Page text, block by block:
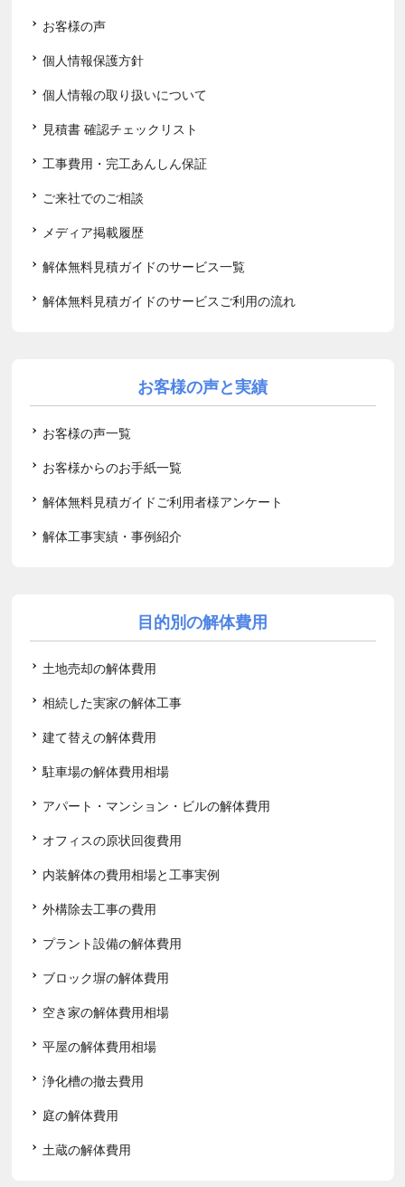
お客様の声
個人情報保護方針
個人情報の取り扱いについて
見積書 確認チェックリスト
工事費用・完工あんしん保証
ご来社でのご相談
メディア掲載履歴
解体無料見積ガイドのサービス一覧
解体無料見積ガイドのサービスご利用の流れ
お客様の声と実績
お客様の声一覧
お客様からのお手紙一覧
解体無料見積ガイドご利用者様アンケート
解体工事実績・事例紹介
目的別の解体費用
土地売却の解体費用
相続した実家の解体工事
建て替えの解体費用
駐車場の解体費用相場
アパート・マンション・ビルの解体費用
オフィスの原状回復費用
内装解体の費用相場と工事実例
外構除去工事の費用
プラント設備の解体費用
ブロック塀の解体費用
空き家の解体費用相場
平屋の解体費用相場
浄化槽の撤去費用
庭の解体費用
土蔵の解体費用